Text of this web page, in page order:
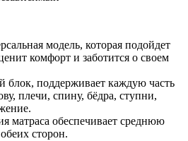
модель, которая подойдет
комфорт и заботится о своем
поддерживает каждую часть
плечи, спину, бёдра, ступни,
матраса обеспечивает среднюю
сторон.